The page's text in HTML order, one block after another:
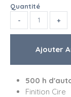
Quantité
500 h
Finition Cire